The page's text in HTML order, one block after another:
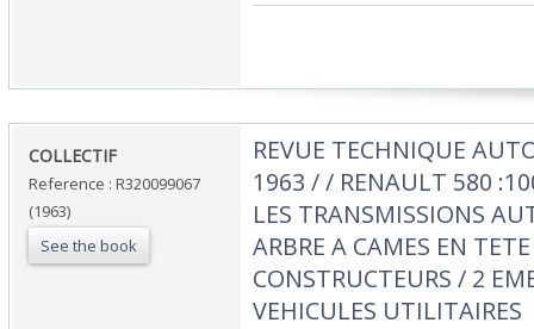
‎COLLECTIF‎
Reference : R320099067
(1963)
See the book
‎REVUE TECHNIQUE
1963 / / RENAULT 580
LES TRANSMISSIONS
ARBRE A CAMES EN
CONSTRUCTEURS / 2
VEHICULES UTILITAIRES‎